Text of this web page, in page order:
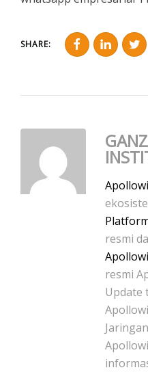
SHARE:
resmi
resmi
Update